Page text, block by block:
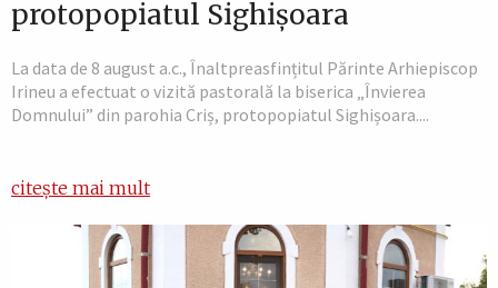
protopopiatul Sighișoara
La data de 8 august a.c., Înaltpreasfințitul Părinte Arhiepiscop
Irineu a efectuat o vizită pastorală la biserica „Învierea
Domnului” din parohia Criș, protopopiatul Sighișoara....
citește mai mult